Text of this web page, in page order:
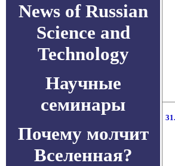
News of Russian
Science and
Technology
Научные
семинары
Почему молчит
Вселенная?